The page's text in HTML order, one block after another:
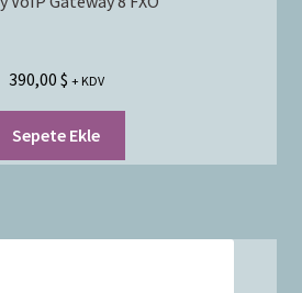
390,00 $ + KDV
Sepete Ekle